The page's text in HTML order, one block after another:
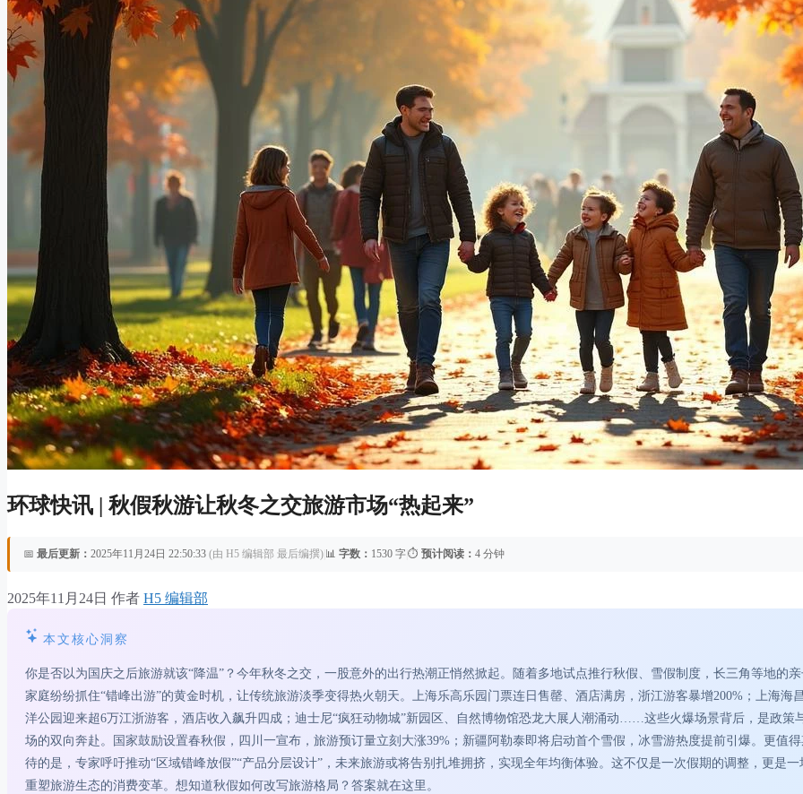
环球快讯 | 秋假秋游让秋冬之交旅游市场“热起来”
📅 最后更新： 2025年11月24日 22:50:33 (由 H5 编辑部 最后编撰) 📊 字数： 1530 字⏱️ 预计阅读： 4 分钟
2025年11月24日 作者 H5 编辑部
本文核心洞察
你是否以为国庆之后旅游就该“降温”？今年秋冬之交，一股意外的出行热潮正悄然掀起。随着多地试点推行秋假、雪假制度，长三角等地的
家庭纷纷抓住“错峰出游”的黄金时机，让传统旅游淡季变得热火朝天。上海乐高乐园门票连日售罄、酒店满房，浙江游客暴增200%；上海海
洋公园迎来超6万江浙游客，酒店收入飙升四成；迪士尼“疯狂动物城”新园区、自然博物馆恐龙大展人潮涌动……这些火爆场景背后，是政策
场的双向奔赴。国家鼓励设置春秋假，四川一宣布，旅游预订量立刻大涨39%；新疆阿勒泰即将启动首个雪假，冰雪游热度提前引爆。更值
待的是，专家呼吁推动“区域错峰放假”“产品分层设计”，未来旅游或将告别扎堆拥挤，实现全年均衡体验。这不仅是一次假期的调整，更是一
重塑旅游生态的消费变革。想知道秋假如何改写旅游格局？答案就在这里。